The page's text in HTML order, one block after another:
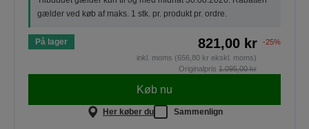
gælder ved køb af maks. 1 stk. pr. produkt pr. ordre.
På lager 821,00 kr
-25%
inkl. moms (656,80 kr ekskl. moms)
Originalpris 1.095,00 kr
Køb nu
Her køber du Sammenlign